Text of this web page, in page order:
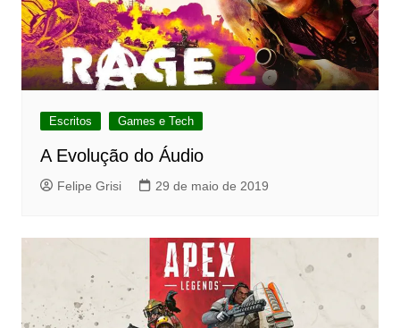
Escritos Games e Tech
A Evolução do Áudio
Felipe Grisi 29 de maio de 2019